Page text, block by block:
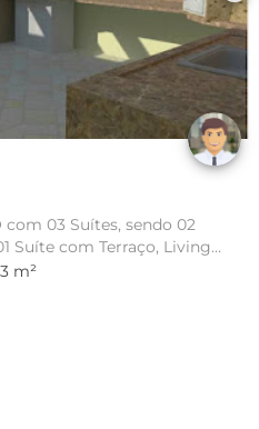
03 Suítes, sendo 02
Suíte com Terraço, Living
m²